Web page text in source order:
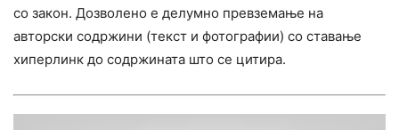
со закон. Дозволено е делумно превземање на
авторски содржини (текст и фотографии) со ставање
хиперлинк до содржината што се цитира.